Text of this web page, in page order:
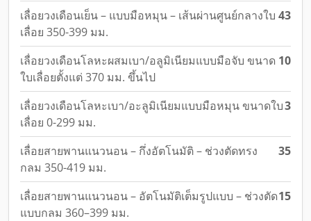
เลื่อยวงเดือนเย็น – แบบมือหมุน – เส้นผ่านศูนย์กลางใบ
เลื่อย 350-399 มม.
43
เลื่อยวงเดือนโลหะผสมเบา/อลูมิเนียมแบบมือจับ ขนาด
ใบเลื่อยตั้งแต่ 370 มม. ขึ้นไป
10
เลื่อยวงเดือนโลหะเบา/อะลูมิเนียมแบบมือหมุน ขนาดใบ
เลื่อย 0-299 มม.
3
เลื่อยสายพานแนวนอน – กึ่งอัตโนมัติ – ช่วงตัดทรง
กลม 350-419 มม.
35
เลื่อยสายพานแนวนอน – อัตโนมัติเต็มรูปแบบ – ช่วงตัด
แบบกลม 360–399 มม.
15